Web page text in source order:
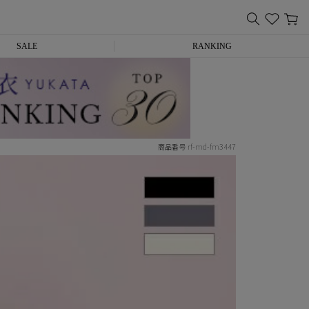
SALE RANKING
商品番号 rf-md-fm3447